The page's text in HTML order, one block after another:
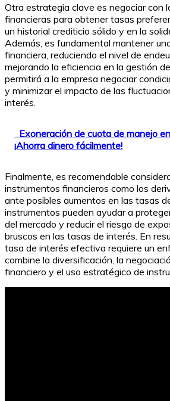
Otra estrategia clave es negociar con
financieras para obtener tasas
un historial crediticio sólido y en la
Además, es fundamental mantener
financiera, reduciendo el nivel de
mejorando la eficiencia en la gestión
permitirá a la empresa negociar
y minimizar el impacto de las
interés.
Exoneración de cuota de manejo
¡Ahorra dinero fácilmente!
Finalmente, es recomendable
instrumentos financieros como los
ante posibles aumentos en las tasas
instrumentos pueden ayudar a
del mercado y reducir el riesgo de
bruscos en las tasas de interés. En
tasa de interés efectiva requiere un
combine la diversificación, la
financiero y el uso estratégico de